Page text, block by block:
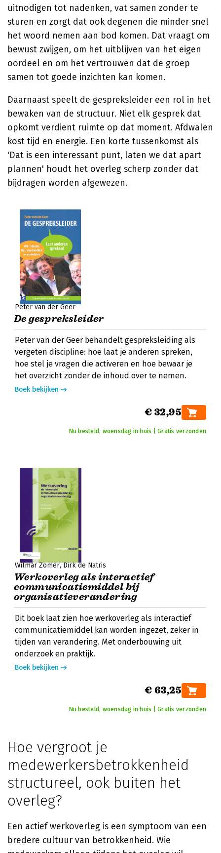
uitnodigen tot nadenken, vat samen zonder te
sturen en zorgt dat ook degenen die minder snel
het woord nemen aan bod komen. Dat vraagt om
bewust zwijgen, om het uitblijven van het eigen
oordeel en om het vertrouwen dat de groep
samen tot goede inzichten kan komen.
Daarnaast speelt de gespreksleider een rol in het
bewaken van de structuur. Niet elk gesprek dat
opkomt verdient ruimte op dat moment. Afdwalen
kost tijd en energie. Een korte tussenkomst als
'Dat is een interessant punt, laten we dat apart
plannen' houdt het overleg scherp zonder dat
bijdragen worden afgewezen.
Peter van der Geer
De gespreksleider
Peter van der Geer behandelt gespreksleiding als
vergeten discipline: hoe laat je anderen spreken,
hoe stel je vragen die activeren en hoe bewaar je
het overzicht zonder de inhoud over te nemen.
Boek bekijken
€ 32,95
Nu besteld, woensdag in huis | Gratis verzonden
Wilmar Zomer Dirk de Natris
Werkoverleg als interactief
communicatiemiddel bij
organisatieverandering
Dit boek laat zien hoe werkoverleg als interactief
communicatiemiddel kan worden ingezet, zeker in
tijden van verandering. Met onderbouwing uit
onderzoek en praktijk.
Boek bekijken
€ 63,25
Nu besteld, woensdag in huis | Gratis verzonden
Hoe vergroot je
medewerkersbetrokkenheid
structureel, ook buiten het
overleg?
Een actief werkoverleg is een symptoom van een
bredere cultuur van betrokkenheid. Wie